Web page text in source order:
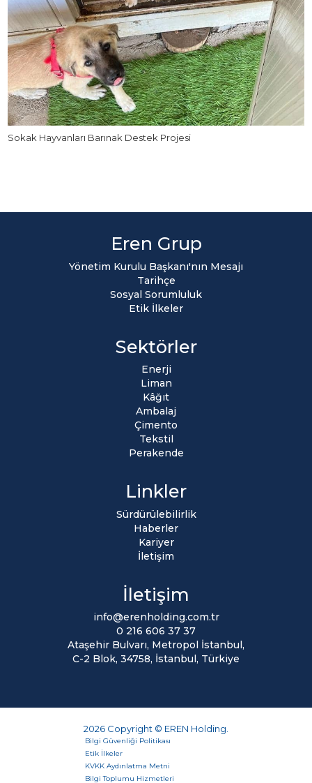
Sokak Hayvanları Barınak Destek Projesi
Eren Grup
Yönetim Kurulu Başkanı'nın Mesajı
Tarihçe
Sosyal Sorumluluk
Etik İlkeler
Sektörler
Enerji
Liman
Kâğıt
Ambalaj
Çimento
Tekstil
Perakende
Linkler
Sürdürülebilirlik
Haberler
Kariyer
İletişim
İletişim
info@erenholding.com.tr
0 216 606 37 37
Ataşehir Bulvarı, Metropol İstanbul,
C-2 Blok, 34758, İstanbul, Türkiye
2026 Copyright © EREN Holding.
Bilgi Güvenliği Politikası
Etik İlkeler
KVKK Aydınlatma Metni
Bilgi Toplumu Hizmetleri